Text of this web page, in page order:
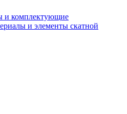
и комплектующие
и элементы скатной